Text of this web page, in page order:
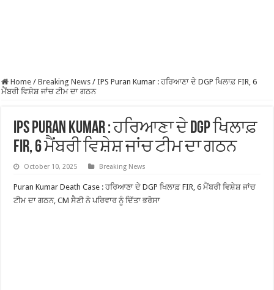
Home / Breaking News / IPS Puran Kumar : ਹਰਿਆਣਾ ਦੇ DGP ਖਿਲਾਫ਼ FIR, 6
ਮੈਂਬਰੀ ਵਿਸ਼ੇਸ਼ ਜਾਂਚ ਟੀਮ ਦਾ ਗਠਨ
IPS Puran Kumar : ਹਰਿਆਣਾ ਦੇ DGP ਖਿਲਾਫ਼
FIR, 6 ਮੈਂਬਰੀ ਵਿਸ਼ੇਸ਼ ਜਾਂਚ ਟੀਮ ਦਾ ਗਠਨ
October 10, 2025 Breaking News
Puran Kumar Death Case : ਹਰਿਆਣਾ ਦੇ DGP ਖਿਲਾਫ਼ FIR, 6 ਮੈਂਬਰੀ ਵਿਸ਼ੇਸ਼ ਜਾਂਚ
ਟੀਮ ਦਾ ਗਠਨ, CM ਸੈਣੀ ਨੇ ਪਰਿਵਾਰ ਨੂੰ ਦਿੱਤਾ ਭਰੋਸਾ